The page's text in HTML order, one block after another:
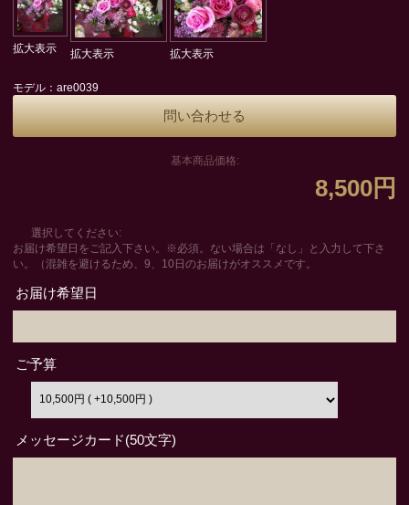
拡大表示 拡大表示 拡大表示
モデル：are0039
問い合わせる
基本商品価格:
8,500円
選択してください:
お届け希望日をご記入下さい。※必須。ない場合は「なし」と入力して下さ
い。（混雑を避けるため、9、10日のお届けがオススメです。
お届け希望日
ご予算
メッセージカード(50文字)